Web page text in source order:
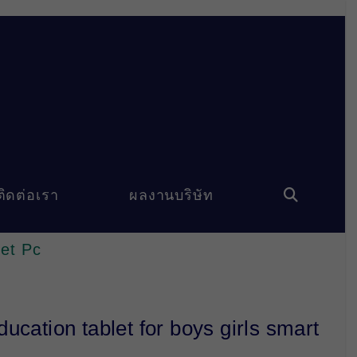
ดต่อเรา ผลงานบริษัท Toggle
Pc
tablet for boys girls smart